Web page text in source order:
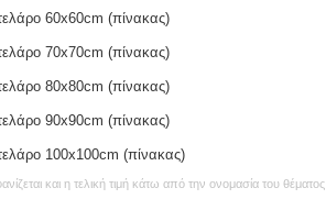
60x60cm (πίνακας)
70x70cm (πίνακας)
80x80cm (πίνακας)
90x90cm (πίνακας)
100x100cm (πίνακας)
και η τελική τιμή κάτω από την ονομασία του θέματος